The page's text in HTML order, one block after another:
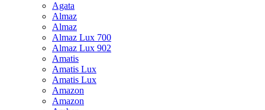
Agata
Almaz
Almaz
Almaz Lux 700
Almaz Lux 902
Amatis
Amatis Lux
Amatis Lux
Amazon
Amazon